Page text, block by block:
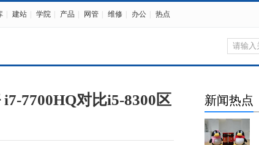
建站 学院 产品 网管 维修 办公 热点
7700HQ对比i5-8300区
新闻热点